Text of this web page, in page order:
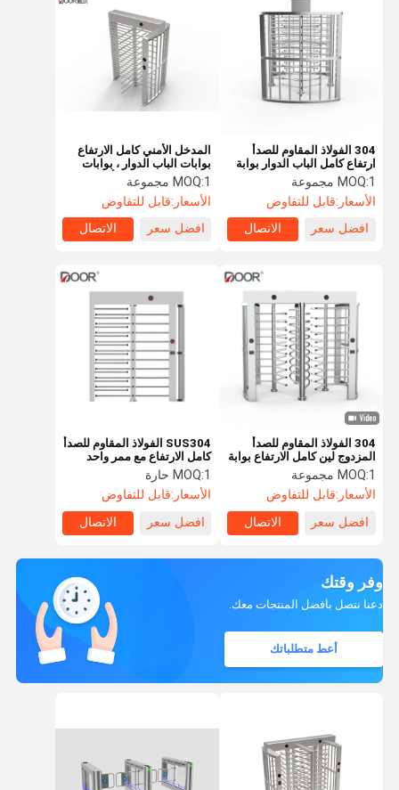
المدخل الأمني ​​كامل الارتفاع
بوابات الباب الدوار ، بوابات
تصنيف
MOQ:1 مجموعة
الأسعار:قابل للتفاوض
افضل سعر
الاتصال
304 الفولاذ المقاوم للصدأ
ارتفاع كامل الباب الدوار بوابة
الأمان الذكية الباب مكافحة
الذيل بوابة
MOQ:1 مجموعة
الأسعار:قابل للتفاوض
افضل سعر
الاتصال
SUS304 الفولاذ المقاوم للصدأ
كامل الارتفاع مع ممر واحد
MOQ:1 حارة
الأسعار:قابل للتفاوض
افضل سعر
الاتصال
304 الفولاذ المقاوم للصدأ
المزدوج لين كامل الارتفاع بوابة
الباب للصالة الرياضية
MOQ:1 مجموعة
الأسعار:قابل للتفاوض
افضل سعر
الاتصال
وفر وقتك
دعنا نتصل بأفضل المنتجات معك.
أعط متطلباتك